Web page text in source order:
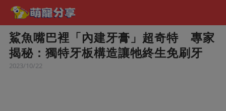
鯊魚嘴巴裡「內建牙膏」超奇特 專家
揭秘：獨特牙板構造讓牠終生免刷牙
2023/10/22